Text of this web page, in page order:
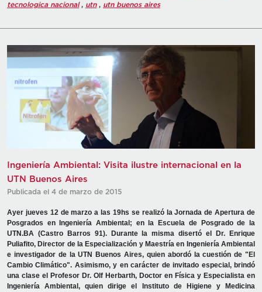
tecnologica nacional, utn, utn buenos aires
Ingeniería Ambiental: Visita ilustre internacional en la
UTN Buenos Aires
Publicada el 4 de marzo de 2015
Ayer jueves 12 de marzo a las 19hs se realizó la Jornada de Apertura de
Posgrados en Ingeniería Ambiental; en la Escuela de Posgrado de la
UTN.BA (Castro Barros 91). Durante la misma disertó el Dr. Enrique
Puliafito, Director de la Especialización y Maestría en Ingeniería Ambiental
e investigador de la UTN Buenos Aires, quien abordó la cuestión de "El
Cambio Climático". Asimismo, y en carácter de invitado especial, brindó
una clase el Profesor Dr. Olf Herbarth, Doctor en Física y Especialista en
Ingeniería Ambiental, quien dirige el Instituto de Higiene y Medicina